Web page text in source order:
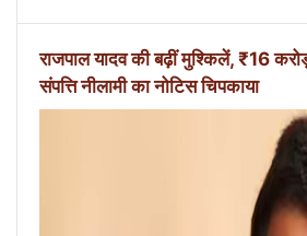
राजपाल यादव की बढ़ीं मुश्किलें, ₹16
संपत्ति नीलामी का नोटिस चिपकाया